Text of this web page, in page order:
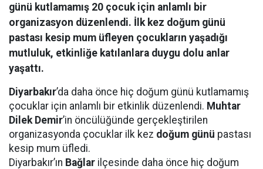
günü kutlamamış 20 çocuk için anlamlı bir
organizasyon düzenlendi. İlk kez doğum günü
pastası kesip mum üfleyen çocukların yaşadığı
mutluluk, etkinliğe katılanlara duygu dolu anlar
yaşattı.
Diyarbakır’da daha önce hiç doğum günü kutlamamış
çocuklar için anlamlı bir etkinlik düzenlendi. Muhtar
Dilek Demir’in öncülüğünde gerçekleştirilen
organizasyonda çocuklar ilk kez doğum günü pastası
kesip mum üfledi.
Diyarbakır’ın Bağlar ilçesinde daha önce hiç doğum